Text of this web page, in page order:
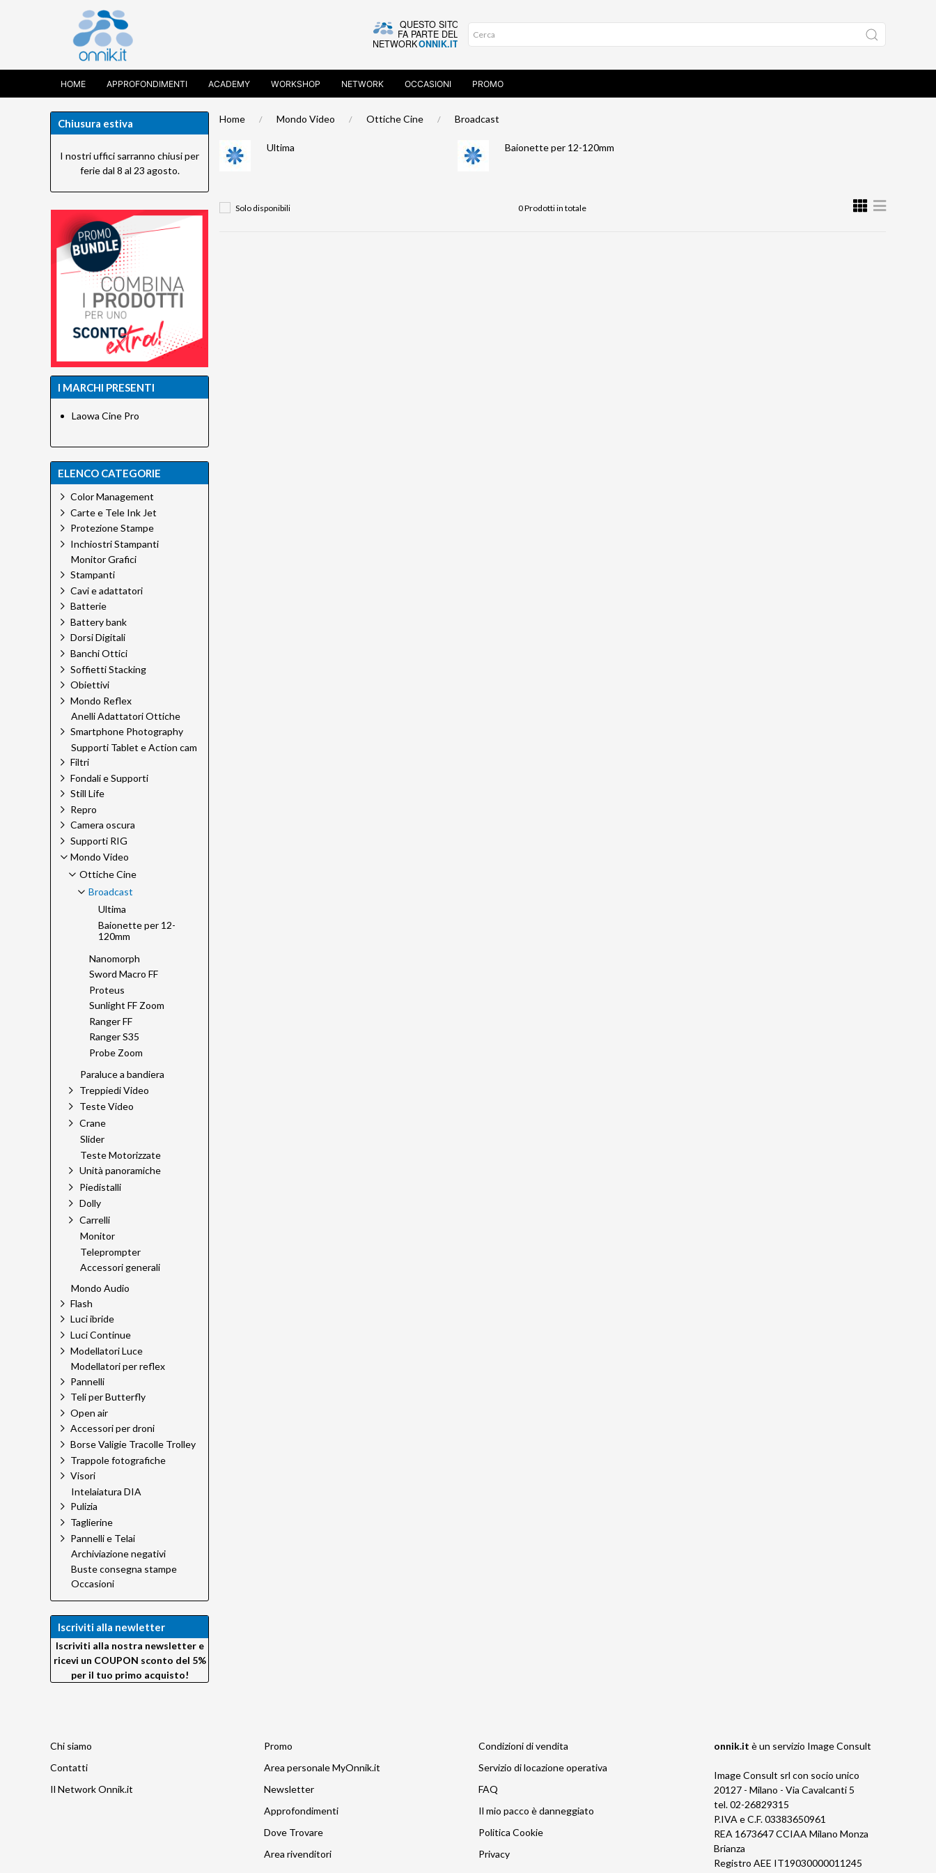
HOME APPROFONDIMENTI ACADEMY WORKSHOP NETWORK OCCASIONI PROMO
Home Mondo Video Ottiche Cine Broadcast
Ultima Baionette per 12-120mm
Solo disponibili 0 Prodotti in totale
Chiusura estiva
I nostri uffici sarranno chiusi per
ferie dal 8 al 23 agosto.
I MARCHI PRESENTI
Laowa Cine Pro
ELENCO CATEGORIE
Color Management
Carte e Tele Ink Jet
Protezione Stampe
Inchiostri Stampanti
Monitor Grafici
Stampanti
Cavi e adattatori
Batterie
Battery bank
Dorsi Digitali
Banchi Ottici
Soffietti Stacking
Obiettivi
Mondo Reflex
Anelli Adattatori Ottiche
Smartphone Photography
Supporti Tablet e Action cam
Filtri
Fondali e Supporti
Still Life
Repro
Camera oscura
Supporti RIG
Mondo Video
Ottiche Cine
Broadcast
Ultima
Baionette per 12-
120mm
Nanomorph
Sword Macro FF
Proteus
Sunlight FF Zoom
Ranger FF
Ranger S35
Probe Zoom
Paraluce a bandiera
Treppiedi Video
Teste Video
Crane
Slider
Teste Motorizzate
Unità panoramiche
Piedistalli
Dolly
Carrelli
Monitor
Teleprompter
Accessori generali
Mondo Audio
Flash
Luci ibride
Luci Continue
Modellatori Luce
Modellatori per reflex
Pannelli
Teli per Butterfly
Open air
Accessori per droni
Borse Valigie Tracolle Trolley
Trappole fotografiche
Visori
Intelaiatura DIA
Pulizia
Taglierine
Pannelli e Telai
Archiviazione negativi
Buste consegna stampe
Occasioni
Iscriviti alla newletter
Iscriviti alla nostra newsletter e
ricevi un COUPON sconto del 5%
per il tuo primo acquisto!
Chi siamo
Contatti
Il Network Onnik.it
Promo
Area personale MyOnnik.it
Newsletter
Approfondimenti
Dove Trovare
Area rivenditori
Condizioni di vendita
Servizio di locazione operativa
FAQ
Il mio pacco è danneggiato
Politica Cookie
Privacy
onnik.it è un servizio Image Consult
Image Consult srl con socio unico
20127 - Milano - Via Cavalcanti 5
tel. 02-26829315
P.IVA e C.F. 03383650961
REA 1673647 CCIAA Milano Monza
Brianza
Registro AEE IT19030000011245